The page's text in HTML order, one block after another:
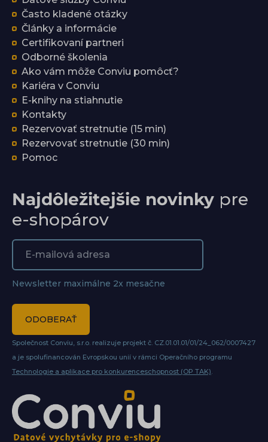
Často kladené otázky
Články a informácie
Certifikovaní partneri
Odborné školenia
Ako vám môže Conviu pomôcť?
Kariéra v Conviu
E-knihy na stiahnutie
Kontakty
Rezervovať stretnutie (15 min)
Rezervovať stretnutie (30 min)
Pomoc
Najdôležitejšie novinky pre
e-shopárov
Newsletter maximálne 2x mesačne
ODOBERAŤ
Společnost Conviu, s.r.o. realizuje projekt č. CZ.01.01.01/01/24_062/0007427
a je spolufinancován Evropskou unií v rámci Operačního programu
Technologie a aplikace pro konkurenceschopnost (OP TAK).